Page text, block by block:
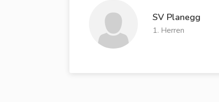
SV Planegg
1. Herren